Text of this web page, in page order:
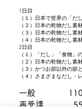
1日目
（１）日本で世界の「だし
（２）日本の乾物だし素
（３）日本の乾物だし素
（４）日本の乾物だし素
2日目
（１）「だし」「食物」
（２）日本の乾物だし素
（３）かつお節以外の節
（４）さまざまなだし・
一般
再受講